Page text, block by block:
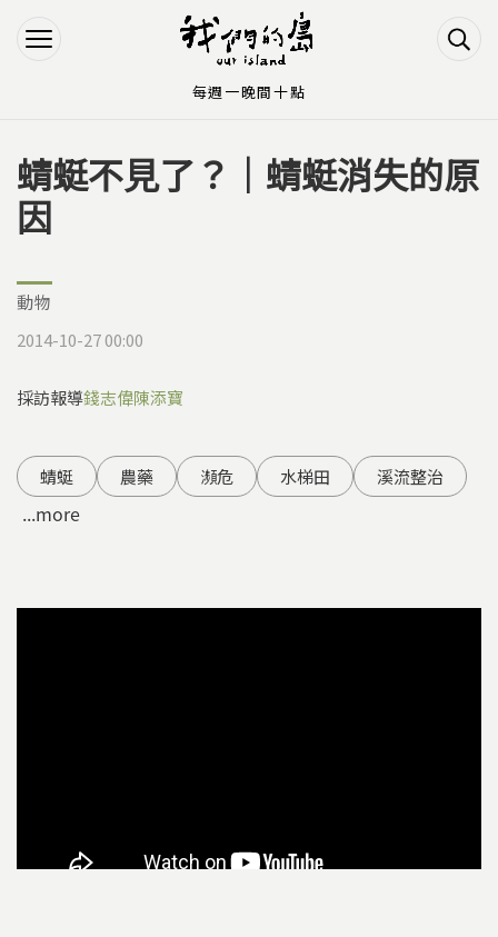
Jump to Navigation
Jump to Main content
您在這裡
蜻蜓不見了？｜蜻蜓消失的原
因
動物
2014-10-27 00:00
採訪報導錢志偉陳添寶
蜻蜓 農藥 瀕危 水梯田 溪流整治
...more
每週一晚間十點